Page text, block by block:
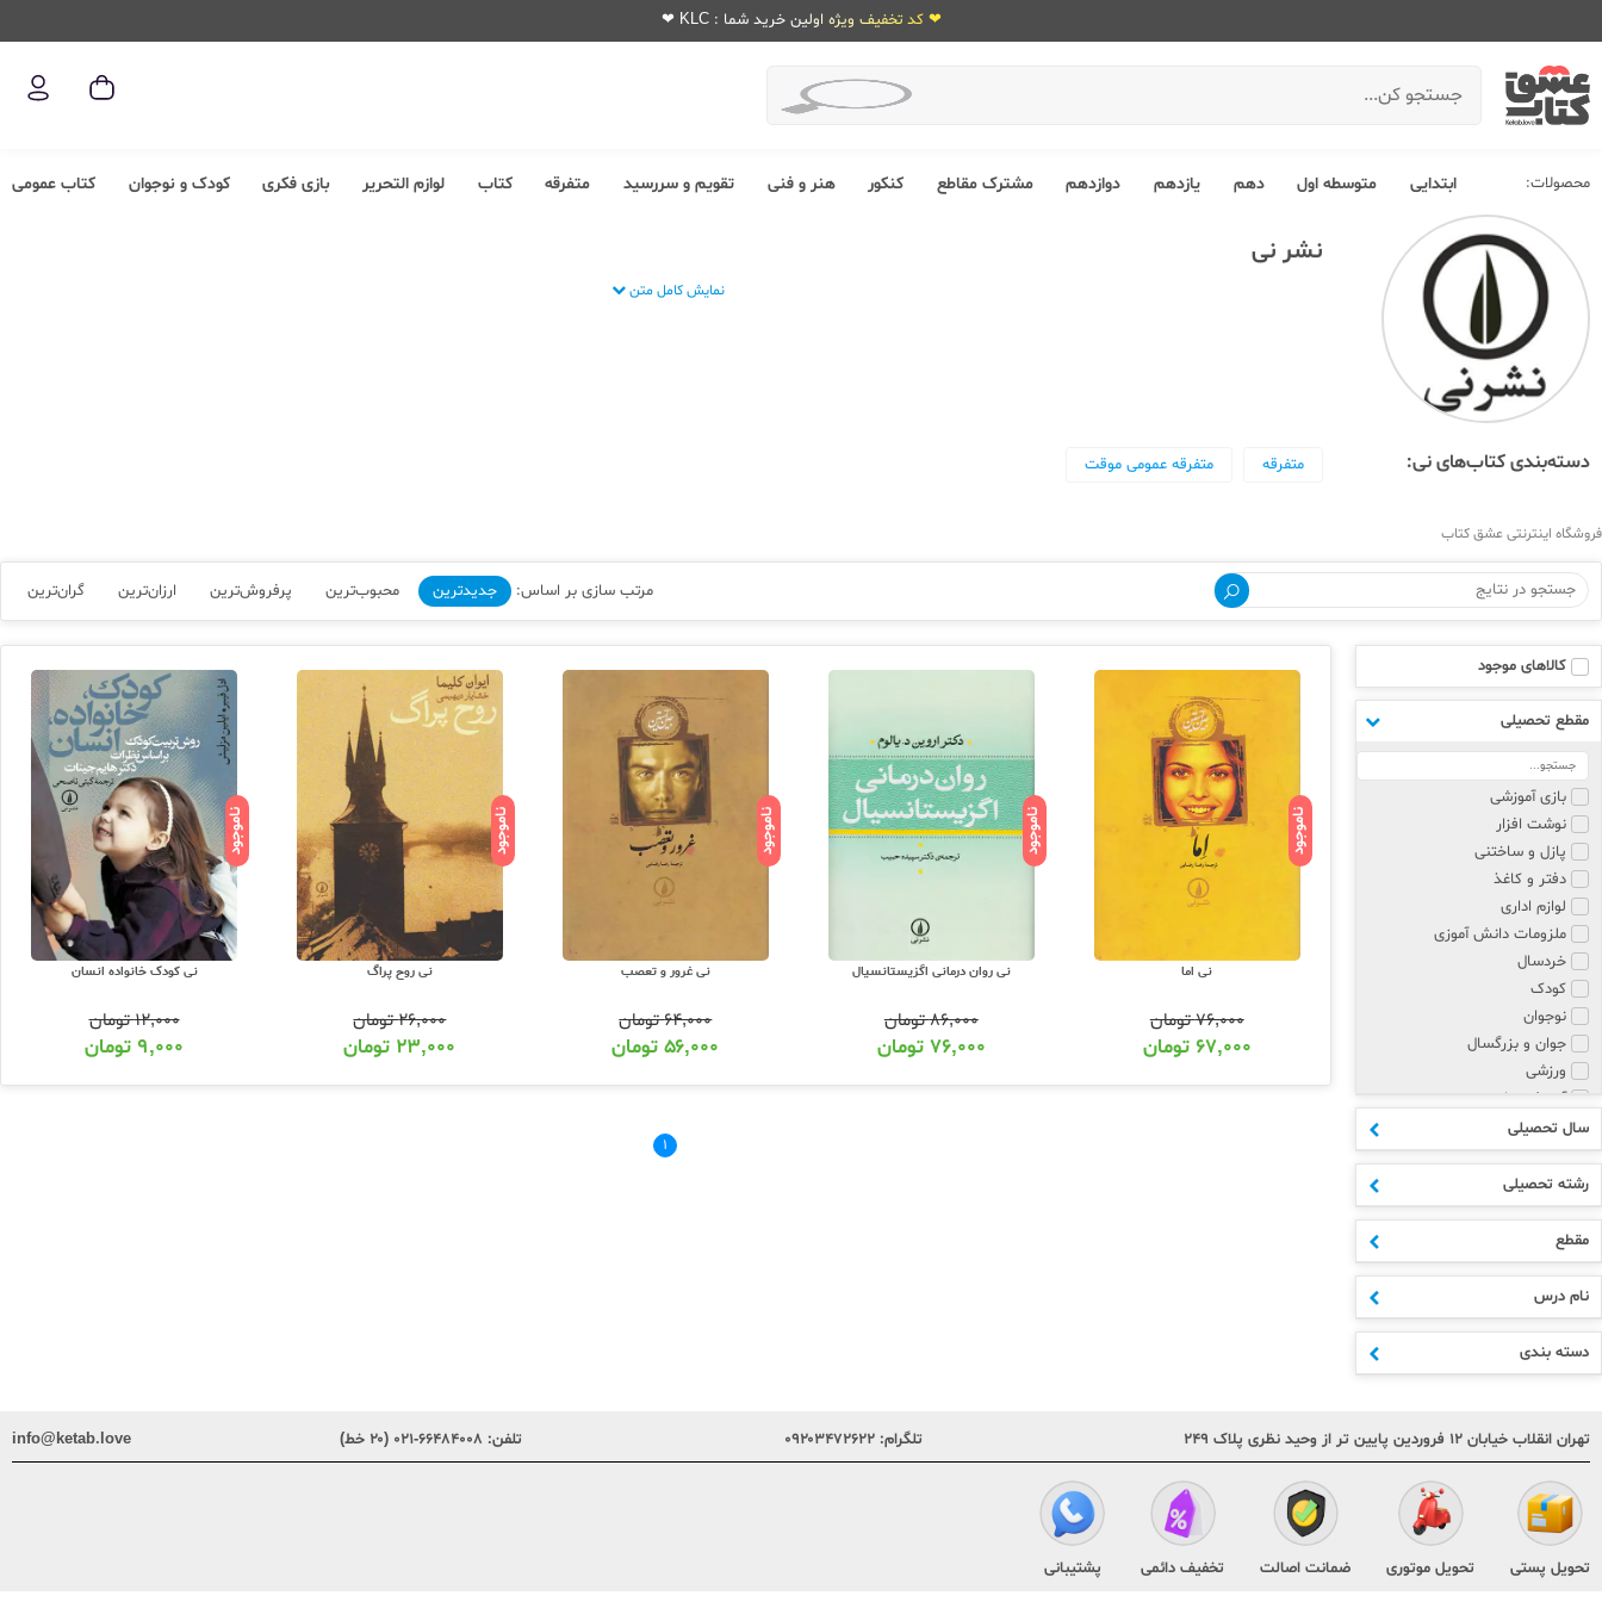
❤ کد تخفیف ویژه اولین خرید شما : KLC ❤
محصولات: ابتدایی متوسطه اول دهم یازدهم دوازدهم مشترک مقاطع کنکور هنر و فنی تقویم و سررسید متفرقه کتاب لوازم التحریر بازی فکری کودک و نوجوان کتاب عمومی
نشر نی
نمایش کامل متن
دسته‌بندی کتاب‌های نی: متفرقه متفرقه عمومی موقت
فروشگاه اینترنتی عشق کتاب
مرتب سازی بر اساس: جدیدترین محبوب‌ترین پرفروش‌ترین ارزان‌ترین گران‌ترین
کالاهای موجود
مقطع تحصیلی
بازی آموزشی
نوشت افزار
پازل و ساختنی
دفتر و کاغذ
لوازم اداری
ملزومات دانش آموزی
خردسال
کودک
نوجوان
جوان و بزرگسال
ورزشی
آموزش زبان
پزشکی و روانشناسی
مذهبی
هنر
علوم انسانی
ادبیات
اکسسوری
ابتدایی
متوسطه اول
دهم
یازدهم
هنر و فنی
تقویم و سررسید
کودک و نوجوان
متفرقه
سال تحصیلی
رشته تحصیلی
مقطع
نام درس
دسته بندی
ناموجود
نی اما
۷۶,۰۰۰تومان
۶۷,۰۰۰ تومان
ناموجود
نی روان درمانی اگزیستانسیال
۸۶,۰۰۰تومان
۷۶,۰۰۰ تومان
ناموجود
نی غرور و تعصب
۶۴,۰۰۰تومان
۵۶,۰۰۰تومان
ناموجود
نی روح پراگ
۲۶,۰۰۰تومان
۲۳,۰۰۰ تومان
ناموجود
نی کودک خانواده انسان
۱۲,۰۰۰تومان
۹,۰۰۰تومان
۱
تهران انقلاب خیابان ۱۲ فروردین پایین تر از وحید نظری پلاک ۲۴۹ تلگرام: ۰۹۲۰۳۴۷۲۶۲۲ تلفن: ۶۶۴۸۴۰۰۸-۰۲۱ (۲۰ خط) info@ketab.love
تحویل پستی تحویل موتوری ضمانت اصالت تخفیف دائمی پشتیبانی